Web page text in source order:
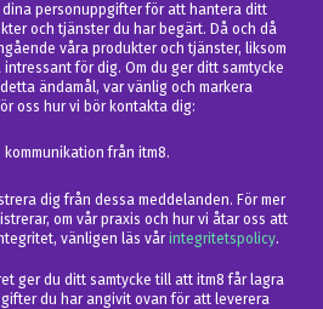
dina personuppgifter för att hantera ditt
och tjänster du har begärt. Då och då
våra produkter och tjänster, liksom
för dig. Om du ger ditt samtycke
ändamål, var vänlig och markera
oss hur vi bör kontakta dig:
från itm8.
dig från dessa meddelanden. För mer
om vår praxis och hur vi åtar oss att
vänligen läs vårintegritetspolicy.
ger du ditt samtycke till att itm8 får lagra
du har angivit ovan för att leverera